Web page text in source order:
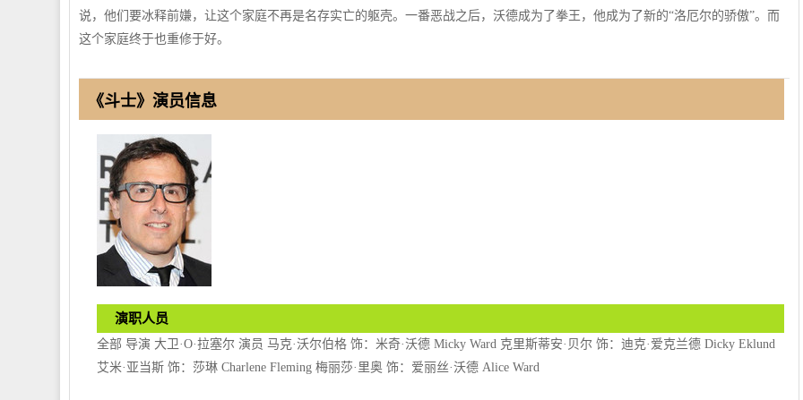
说，他们要冰释前嫌，让这个家庭不再是名存实亡的躯壳。一番恶战之后，沃德成为了拳王，他成为了新的“洛厄尔的骄傲”。而
这个家庭终于也重修于好。
《斗士》演员信息
演职人员
全部 导演 大卫·O·拉塞尔 演员 马克·沃尔伯格 饰：米奇·沃德 Micky Ward 克里斯蒂安·贝尔 饰：迪克·爱克兰德 Dicky Eklund
艾米·亚当斯 饰：莎琳 Charlene Fleming 梅丽莎·里奥 饰：爱丽丝·沃德 Alice Ward